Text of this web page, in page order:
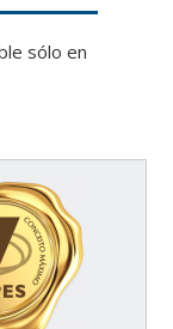
sólo en